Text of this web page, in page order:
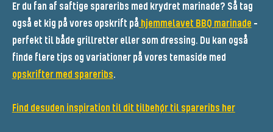
Er du fan af saftige spareribs med krydret marinade? Så tag
også et kig på vores opskrift på hjemmelavet BBQ marinade –
perfekt til både grillretter eller som dressing. Du kan også
finde flere tips og variationer på vores temaside med
opskrifter med spareribs.
Find desuden inspiration til dit tilbehør til spareribs her